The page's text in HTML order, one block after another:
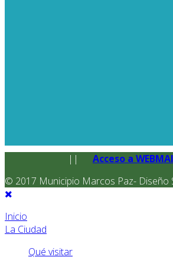
|| Acceso a
© 2017 Municipio Marcos Paz- Diseño
Inicio
La Ciudad
Qué visitar